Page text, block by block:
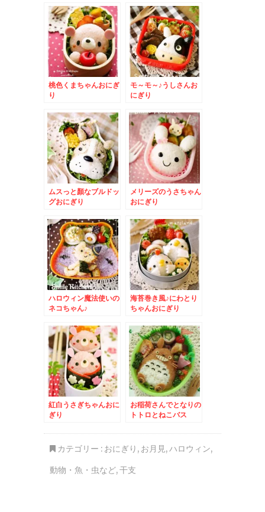
桃色くまちゃんおにぎ
り
モ～モ～♪うしさんお
にぎり
ムスっと顏なブルドッ
グおにぎり
メリーズのうさちゃん
おにぎり
ハロウィン魔法使いの
ネコちゃん♪
海苔巻き風♪にわとり
ちゃんおにぎり
紅白うさぎちゃんおに
ぎり
お稲荷さんでとなりの
トトロとねこバス
カテゴリー : おにぎり , お月見,ハロウィン,
動物・魚・虫など,干支